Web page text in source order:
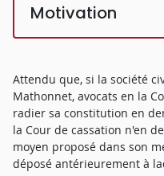
Motivation
Attendu que, si la société
Mathonnet, avocats en la
radier sa constitution en
la Cour de cassation n'en
moyen proposé dans son
déposé antérieurement à